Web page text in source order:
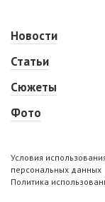
Новости
Статьи
Сюжеты
Фото
Условия
персональных данных
Политика